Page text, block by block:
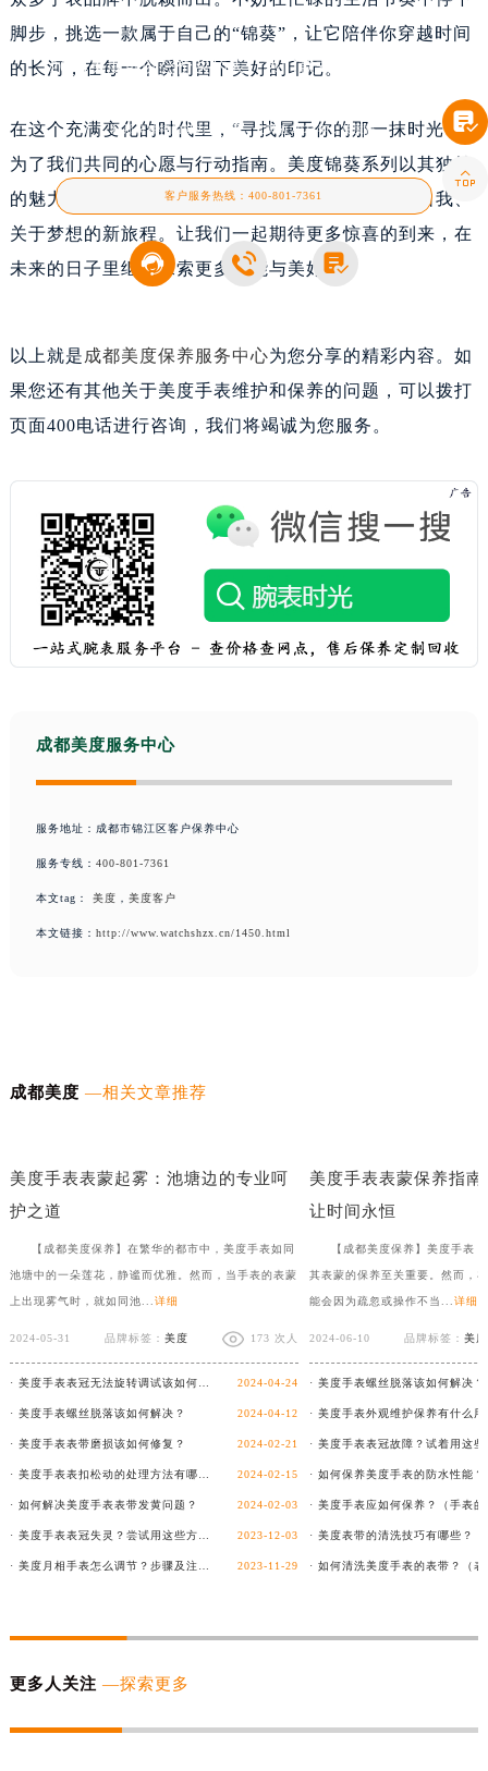
2024美度可以公价买的表（热门款式与购买指南）
在手表的世界里，美度（Mido）这个名字，如同春日里的一抹温暖阳光，总能让人感受
到那份独特的魅力与温馨。尤其在2024年，美度推
客户服务热线：400-801-7361
  
脚步，挑选一款属于自己的“锦葵”，让它陪伴你穿越时间
的长河，在每一个瞬间留下美好的印记。
在这个充满变化的时代里，“寻找属于你的那一抹时光”成
为了我们共同的心愿与行动指南。美度锦葵系列以其独特
的魅力与价值，在腕间开启了一段关于时间、关于自我、
关于梦想的新旅程。让我们一起期待更多惊喜的到来，在
未来的日子里继续探索更多可能与美好吧！
以上就是 成都美度保养服务中心为您分享的精彩内容。如
果您还有其他关于美度手表维护和保养的问题，可以拨打
页面400电话进行咨询，我们将竭诚为您服务。
成都美度服务中心
服务地址：成都市锦江区客户保养中心
服务专线： 400-801-7361
本文tag： 美度 ， 美度客户
本文链接： http://www.watchshzx.cn/1450.html
成都美度 —相关文章推荐
美度手表表蒙起雾：池塘边的专业呵
护之道
【成都美度保养】在繁华的都市中，美度手表如同
池塘中的一朵莲花，静谧而优雅。然而，当手表的表蒙
上出现雾气时，就如同池...详细
2024-05-31 品牌标签： 美度 173 次人
· 美度手表表冠无法旋转调试该如何客户？ 2024-04-24
· 美度手表螺丝脱落该如何解决？ 2024-04-12
· 美度手表表带磨损该如何修复？ 2024-02-21
· 美度手表表扣松动的处理方法有哪些？ 2024-02-15
· 如何解决美度手表表带发黄问题？ 2024-02-03
· 美度手表表冠失灵？尝试用这些方法解决！ 2023-12-03
· 美度月相手表怎么调节？步骤及注意事项详解！ 2023-11-29
美度手表表蒙保养指
让时间永恒
【成都美度保养】美度手表
其表蒙的保养至关重要。然而，
能会因为疏忽或操作不当...详细
2024-06-10 品牌标签： 美度
· 美度手表螺丝脱落该如何解决？
· 如何保养美度手表的防水性能？
更多人关注 —探索更多

